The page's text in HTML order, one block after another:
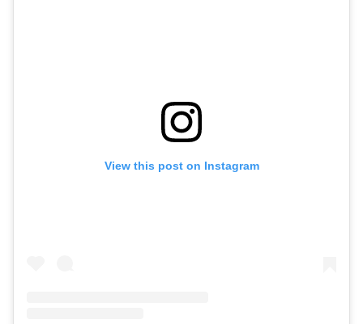
View this post on Instagram